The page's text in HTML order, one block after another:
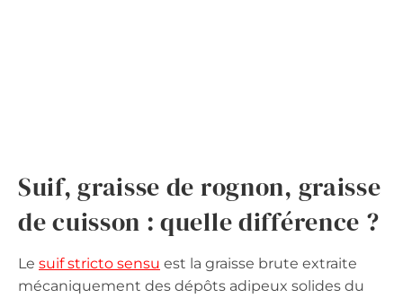
Suif, graisse de rognon, graisse
de cuisson : quelle différence ?
Le suif stricto sensu est la graisse brute extraite
mécaniquement des dépôts adipeux solides du